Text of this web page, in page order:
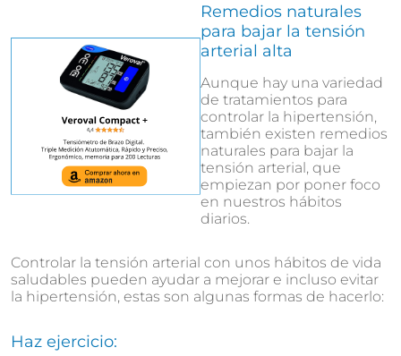
Remedios naturales
para bajar la tensión
arterial alta
Aunque hay una variedad
de tratamientos para
controlar la hipertensión,
también existen remedios
naturales para bajar la
tensión arterial, que
empiezan por poner foco
en nuestros hábitos
diarios.
Controlar la tensión arterial con unos hábitos de vida
saludables pueden ayudar a mejorar e incluso evitar
la hipertensión, estas son algunas formas de hacerlo:
Haz ejercicio: